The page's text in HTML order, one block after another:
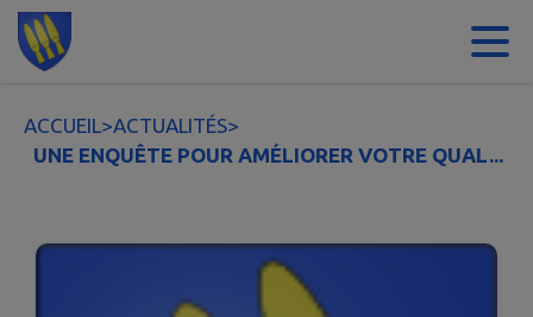
Contenu
ACCUEIL>ACTUALITÉS>
UNE ENQUÊTE POUR AMÉLIORER VOTRE QUAL...